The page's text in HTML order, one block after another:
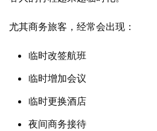
尤其商务旅客，经常会出现：
临时改签航班
临时增加会议
临时更换酒店
夜间商务接待